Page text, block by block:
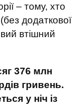
– тому, хто
додаткової
втішний
376 млн
гривень.
у ніч із